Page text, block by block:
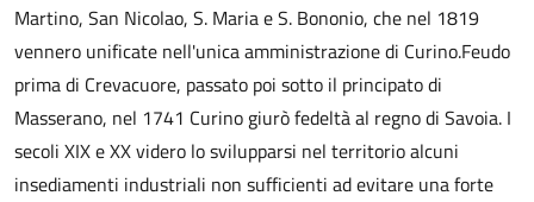
Martino, San Nicolao, S. Maria e S. Bononio, che nel 1819
vennero unificate nell'unica amministrazione di Curino.Feudo
prima di Crevacuore, passato poi sotto il principato di
Masserano, nel 1741 Curino giurò fedeltà al regno di Savoia. I
secoli XIX e XX videro lo svilupparsi nel territorio alcuni
insediamenti industriali non sufficienti ad evitare una forte